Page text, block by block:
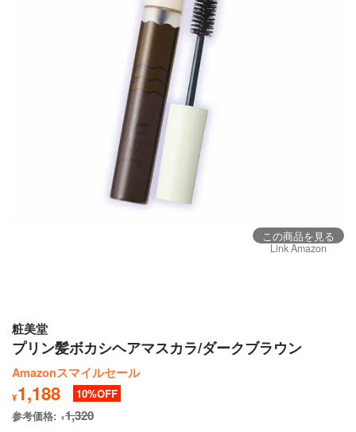
この商品を見る
Link Amazon
粧美堂
プリン髪ボカシヘアマスカラ/ダークブラウン
Amazonスマイルセール
¥1,188
10
参考価格:
¥1,320